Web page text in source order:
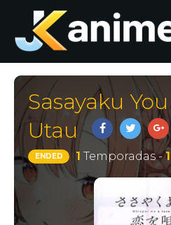
Sasayaku
Utau
ENDED 1 Temporadas -